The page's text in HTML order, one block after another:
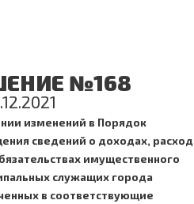
№168
изменений в Порядок
сведений о доходах,
имущественного
служащих города
в соответствующие